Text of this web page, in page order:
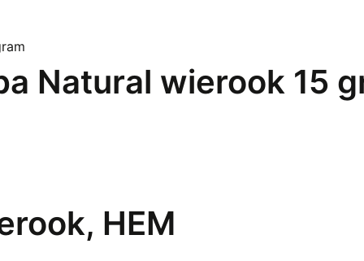
Natural wierook 15
HEM